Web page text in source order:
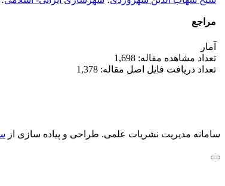
مراجع
آمار
تعداد مشاهده مقاله: 1,698
تعداد دریافت فایل اصل مقاله: 1,378
سامانه مدیریت نشریات علمی. طراحی و پیاده سازی از